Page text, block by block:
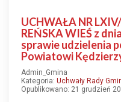
UCHWAŁA NR
REŃSKA WIEŚ z
sprawie udzielenia
Powiatowi
Admin_Gmina
Kategoria: Uchwały Rady
Opublikowano: 21 grudzień